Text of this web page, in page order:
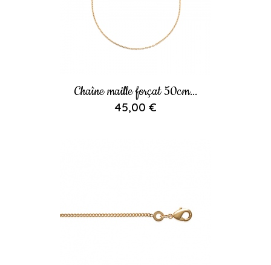
Chaîne maille forçat 50cm...
45,00 €